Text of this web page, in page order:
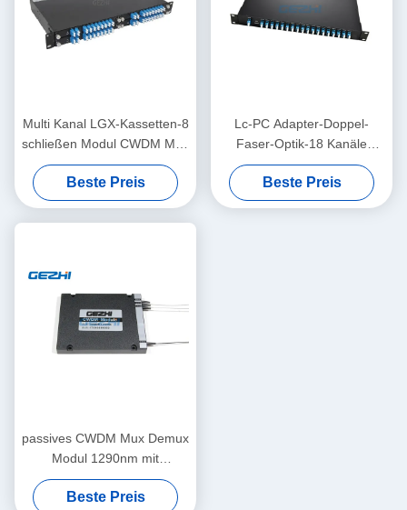
Multi Kanal LGX-Kassetten-8
schließen Modul CWDM Mux
Demux an
Beste Preis
Lc-PC Adapter-Doppel-
Faser-Optik-18 Kanäle
passives CWDM
Beste Preis
passives CWDM Mux Demux
Modul 1290nm mit
Verbesserungs-Hafen
Beste Preis